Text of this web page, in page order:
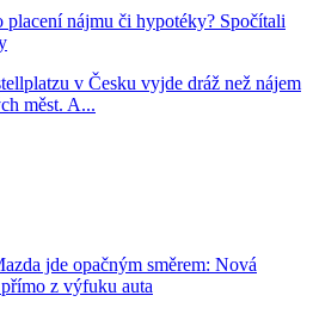
nájmu či hypotéky? Spočítali
v Česku vyjde dráž než nájem
měst. A...
jde opačným směrem: Nová
z výfuku auta